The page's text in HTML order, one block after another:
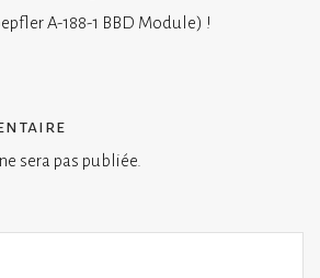
A-188-1 BBD Module) !
sera pas publiée.